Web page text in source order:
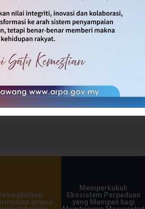
antara
Memperkukuh
Ekosistem Perpaduan
yang Mampan bagi